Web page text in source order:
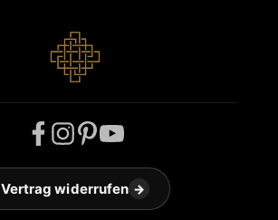
Vertrag widerrufen →